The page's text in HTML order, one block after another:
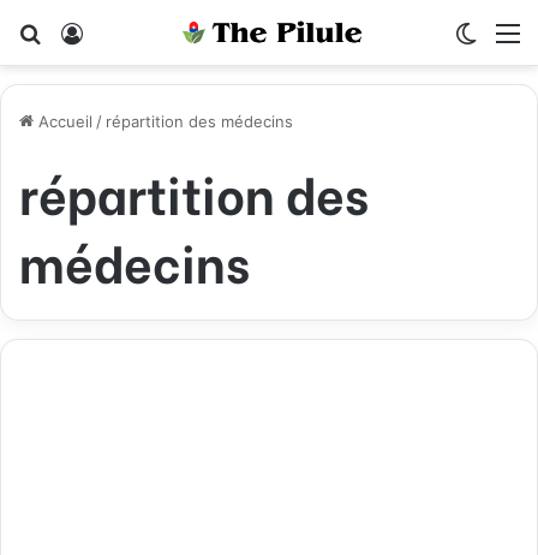
Rechercher
Accueil / répartition des médecins
répartition des
médecins